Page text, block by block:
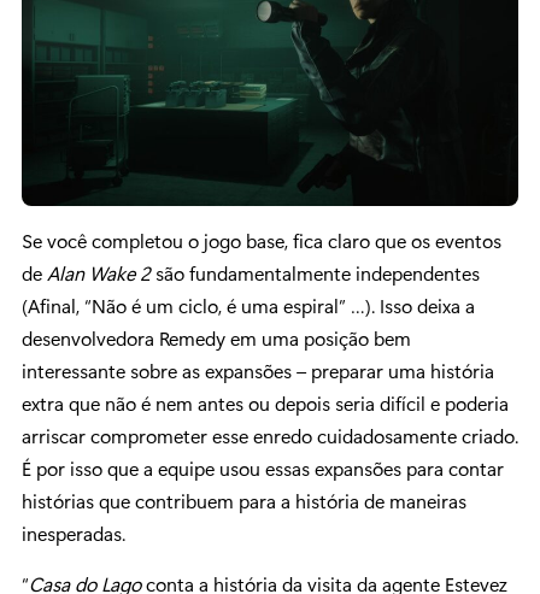
Se você completou o jogo base, fica claro que os eventos
de Alan Wake 2são fundamentalmente independentes
(Afinal, “Não é um ciclo, é uma espiral” …). Isso deixa a
desenvolvedora Remedy em uma posição bem
interessante sobre as expansões – preparar uma história
extra que não é nem antes ou depois seria difícil e poderia
arriscar comprometer esse enredo cuidadosamente criado.
É por isso que a equipe usou essas expansões para contar
histórias que contribuem para a história de maneiras
inesperadas.
“Casa do Lagoconta a história da visita da agente Estevez